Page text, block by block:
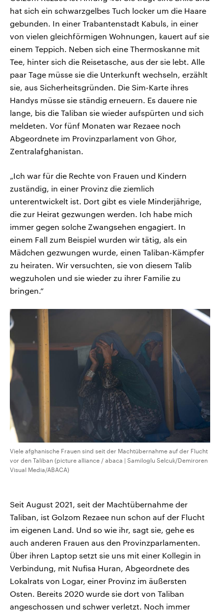
hat sich ein schwarzgelbes Tuch locker um die Haare
gebunden. In einer Trabantenstadt Kabuls, in einer
von vielen gleichförmigen Wohnungen, kauert auf sie
einem Teppich. Neben sich eine Thermoskanne mit
Tee, hinter sich die Reisetasche, aus der sie lebt. Alle
paar Tage müsse sie die Unterkunft wechseln, erzählt
sie, aus Sicherheitsgründen. Die Sim-Karte ihres
Handys müsse sie ständig erneuern. Es dauere nie
lange, bis die Taliban sie wieder aufspürten und sich
meldeten. Vor fünf Monaten war Rezaee noch
Abgeordnete im Provinzparlament von Ghor,
Zentralafghanistan.
„Ich war für die Rechte von Frauen und Kindern
zuständig, in einer Provinz die ziemlich
unterentwickelt ist. Dort gibt es viele Minderjährige,
die zur Heirat gezwungen werden. Ich habe mich
immer gegen solche Zwangsehen engagiert. In
einem Fall zum Beispiel wurden wir tätig, als ein
Mädchen gezwungen wurde, einen Taliban-Kämpfer
zu heiraten. Wir versuchten, sie von diesem Talib
wegzuholen und sie wieder zu ihrer Familie zu
bringen.“
Viele afghanische Frauen sind seit der Machtübernahme auf der Flucht
vor den Taliban (picture alliance / abaca | Samiloglu Selcuk/Demiroren
Visual Media/ABACA)
Seit August 2021, seit der Machtübernahme der
Taliban, ist Golzom Rezaee nun schon auf der Flucht
im eigenen Land. Und so wie ihr, sagt sie, gehe es
auch anderen Frauen aus den Provinzparlamenten.
Über ihren Laptop setzt sie uns mit einer Kollegin in
Verbindung, mit Nufisa Huran, Abgeordnete des
Lokalrats von Logar, einer Provinz im äußersten
Osten. Bereits 2020 wurde sie dort von Taliban
angeschossen und schwer verletzt. Noch immer